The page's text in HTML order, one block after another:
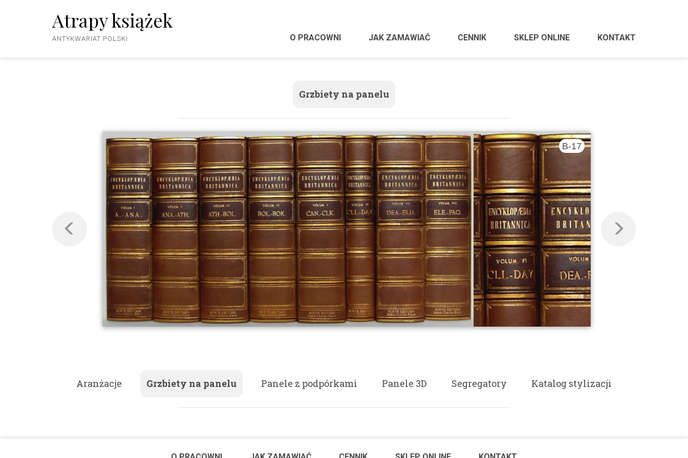
Atrapy książek
ANTYKWARIAT POLSKI O PRACOWNI JAK ZAMAWIAĆ CENNIK SKLEP ONLINE KONTAKT
Grzbiety na panelu
B-17
Aranżacje Grzbiety na panelu Panele z podpórkami Panele 3D Segregatory Katalog stylizacji